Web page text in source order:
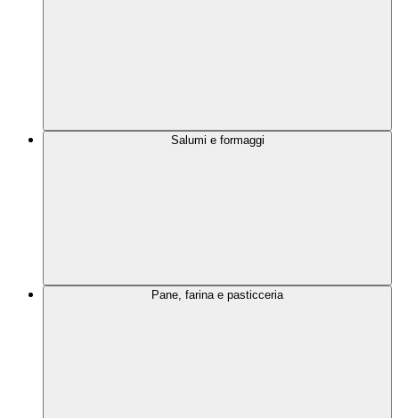
Salumi e formaggi
Pane, farina e pasticceria